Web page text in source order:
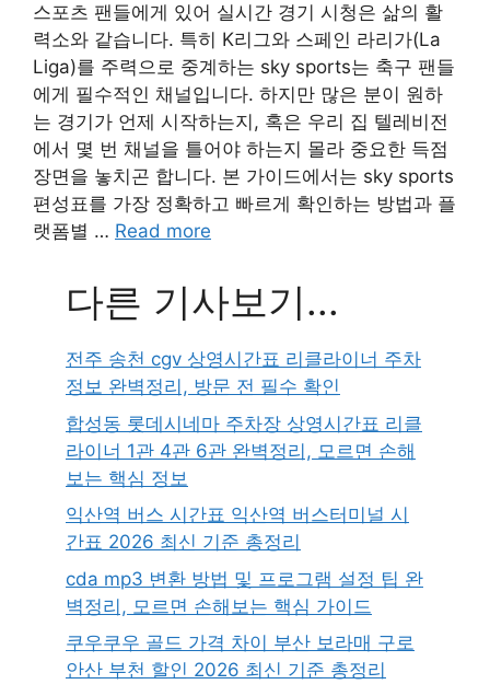
스포츠 팬들에게 있어 실시간 경기 시청은 삶의 활
력소와 같습니다. 특히 K리그와 스페인 라리가(La
Liga)를 주력으로 중계하는 sky sports는 축구 팬들
에게 필수적인 채널입니다. 하지만 많은 분이 원하
는 경기가 언제 시작하는지, 혹은 우리 집 텔레비전
에서 몇 번 채널을 틀어야 하는지 몰라 중요한 득점
장면을 놓치곤 합니다. 본 가이드에서는 sky sports
편성표를 가장 정확하고 빠르게 확인하는 방법과 플
랫폼별 … Read more
다른 기사보기...
전주 송천 cgv 상영시간표 리클라이너 주차
정보 완벽정리, 방문 전 필수 확인
합성동 롯데시네마 주차장 상영시간표 리클
라이너 1관 4관 6관 완벽정리, 모르면 손해
보는 핵심 정보
익산역 버스 시간표 익산역 버스터미널 시
간표 2026 최신 기준 총정리
cda mp3 변환 방법 및 프로그램 설정 팁 완
벽정리, 모르면 손해보는 핵심 가이드
쿠우쿠우 골드 가격 차이 부산 보라매 구로
안산 부천 할인 2026 최신 기준 총정리